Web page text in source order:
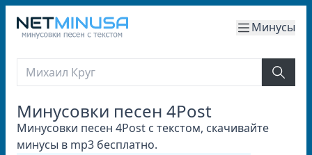
Минусы
Минусовки песен 4Post
Минусовки песен 4Post с текстом, скачивайте
минусы в mp3 бесплатно.